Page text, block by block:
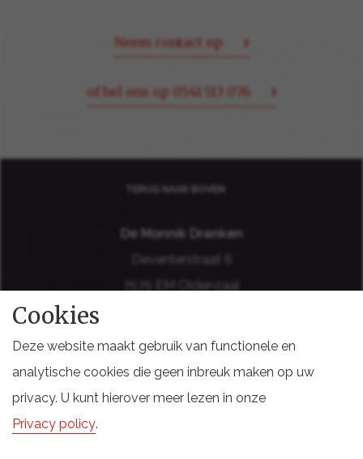
Neem contact op
of bel ons op 0541 513 076
De Monnik Dranken
Deventerstraat 6
7575 EM Oldenzaal
DISCLAIMER
LEVERINGSVOORWAARDEN
Cookies
Deze website maakt gebruik van functionele en
analytische cookies die geen inbreuk maken op uw
privacy. U kunt hierover meer lezen in onze
Privacy policy.